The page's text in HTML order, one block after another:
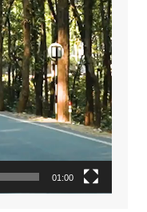
01:00